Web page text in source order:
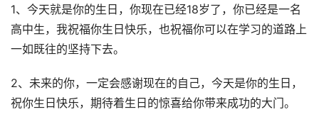
1、今天就是你的生日，你现在已经18岁了，你已经是一名
高中生，我祝福你生日快乐，也祝福你可以在学习的道路上
一如既往的坚持下去。
2、未来的你，一定会感谢现在的自己，今天是你的生日，
祝你生日快乐，期待着生日的惊喜给你带来成功的大门。